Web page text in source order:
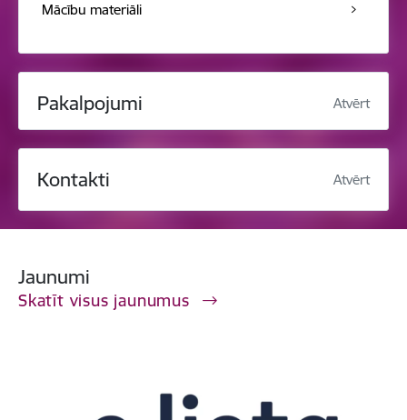
Mācību materiāli
Pakalpojumi Atvērt
Kontakti Atvērt
Jaunumi
Skatīt visus jaunumus